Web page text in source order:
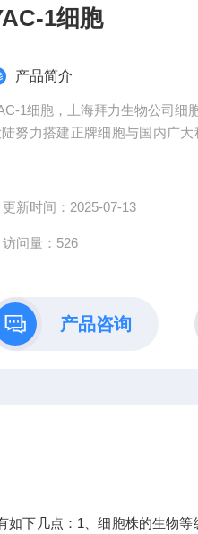
1细胞
产品简介
1细胞，上海拜力生物公司细
陆努力搭建正牌细胞与国内广
更新时间：2025-07-13
访问量：526
产品咨询
几点：1、细胞株的生物等